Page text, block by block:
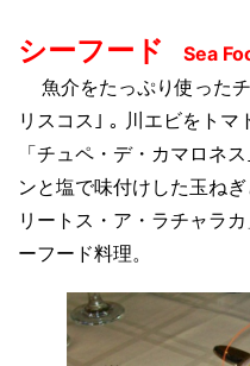
シーフード
Sea
魚介をたっぷり使った
リスコス｣ ｡ 川エビをト
「チュペ・デ・カマロネ
ンと塩で味付けした玉ね
リートス・ア・ラチャラ
ーフード料理。